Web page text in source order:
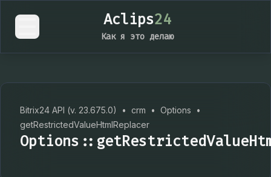
Aclips24
Как я это делаю
Bitrix24 API (v. 23.675.0) • crm • Options
•
getRestrictedValueHtmlReplacer